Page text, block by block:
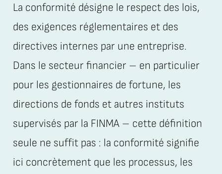
La conformité désigne le respect des lois,
des exigences réglementaires et des
directives internes par une entreprise.
Dans le secteur financier – en particulier
pour les gestionnaires de fortune, les
directions de fonds et autres instituts
supervisés par la FINMA – cette définition
seule ne suffit pas : la conformité signifie
ici concrètement que les processus, les